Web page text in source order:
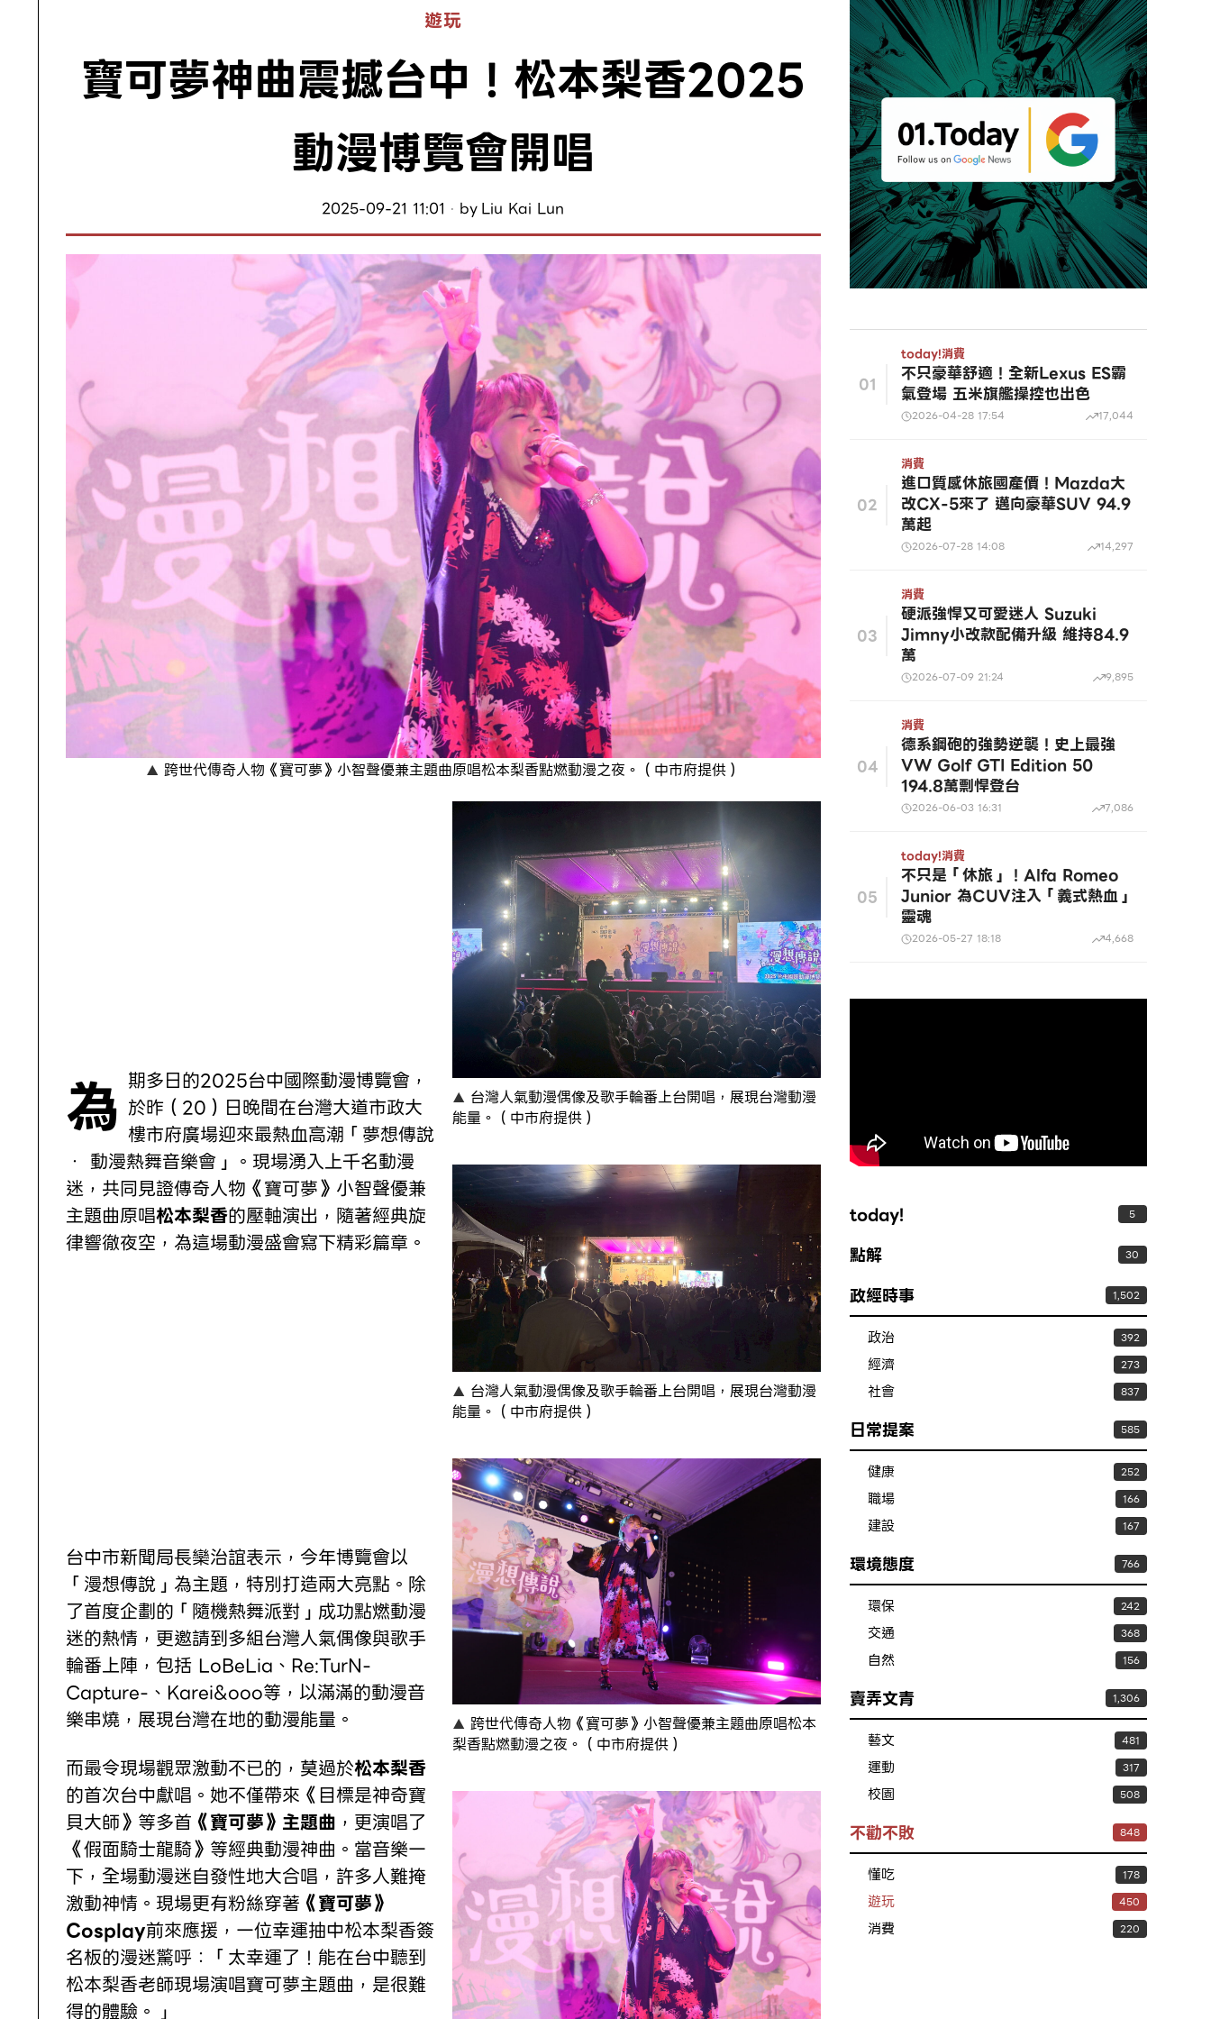
遊玩
寶可夢神曲震撼台中！松本梨香2025
動漫博覽會開唱
2025-09-21 11:01 by Liu Kai Lun
跨世代傳奇人物《寶可夢》小智聲優兼主題曲原唱松本梨香點燃動漫之夜。（中市府提供）
為期多日的2025台中國際動漫博覽會， 於昨（20）日晚間在台灣大道市政大
樓市府廣場迎來最熱血高潮「夢想傳說
‧ 動漫熱舞音樂會」。現場湧入上千名動漫
迷，共同見證傳奇人物《寶可夢》小智聲優兼
主題曲原唱松本梨香的壓軸演出，隨著經典旋
律響徹夜空，為這場動漫盛會寫下精彩篇章。
台中市新聞局長欒治誼表示，今年博覽會以
「漫想傳說」為主題，特別打造兩大亮點。除
了首度企劃的「隨機熱舞派對」成功點燃動漫
迷的熱情，更邀請到多組台灣人氣偶像與歌手
輪番上陣，包括 LoBeLia、Re:TurN-
Capture-、Karei&ooo等，以滿滿的動漫音
樂串燒，展現台灣在地的動漫能量。
而最令現場觀眾激動不已的，莫過於松本梨香
的首次台中獻唱。她不僅帶來《目標是神奇寶
貝大師》等多首 《寶可夢》主題曲 ，更演唱了
《假面騎士龍騎》等經典動漫神曲。當音樂一
下，全場動漫迷自發性地大合唱，許多人難掩
激動神情。現場更有粉絲穿著 《寶可夢》
Cosplay前來應援，一位幸運抽中松本梨香簽
名板的漫迷驚呼：「太幸運了！能在台中聽到
松本梨香老師現場演唱寶可夢主題曲，是很難
得的體驗。」
台灣人氣動漫偶像及歌手輪番上台開唱，展現台灣動漫
能量。（中市府提供）
台灣人氣動漫偶像及歌手輪番上台開唱，展現台灣動漫
能量。（中市府提供）
跨世代傳奇人物《寶可夢》小智聲優兼主題曲原唱松本
梨香點燃動漫之夜。（中市府提供）
01
today!消費
不只豪華舒適！全新Lexus ES霸
氣登場 五米旗艦操控也出色
2026-04-28 17:54 17,044
02
消費
進口質感休旅國產價！Mazda大
改CX-5來了 邁向豪華SUV 94.9
萬起
2026-07-28 14:08 14,297
03
消費
硬派強悍又可愛迷人 Suzuki
Jimny小改款配備升級 維持84.9
萬
2026-07-09 21:24 9,895
04
消費
德系鋼砲的強勢逆襲！史上最強
VW Golf GTI Edition 50
194.8萬剽悍登台
2026-06-03 16:31 7,086
05
today!消費
不只是「休旅」！Alfa Romeo
Junior 為CUV注入「義式熱血」
靈魂
2026-05-27 18:18 4,668
today! 5
點解 30
政經時事 1,502
政治 392
經濟 273
社會 837
日常提案 585
健康 252
職場 166
建設 167
環境態度 766
環保 242
交通 368
自然 156
賣弄文青 1,306
藝文 481
運動 317
校園 508
不勸不敗 848
懂吃 178
遊玩 450
消費 220